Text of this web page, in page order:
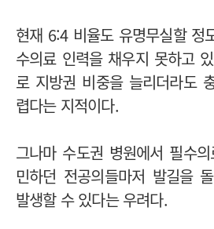
현재 6:4 비율도 유명무실할 정
수의료 인력을 채우지 못하고
로 지방권 비중을 늘리더라도
렵다는 지적이다.
그나마 수도권 병원에서 필수
민하던 전공의들마저 발길을
발생할 수 있다는 우려다.